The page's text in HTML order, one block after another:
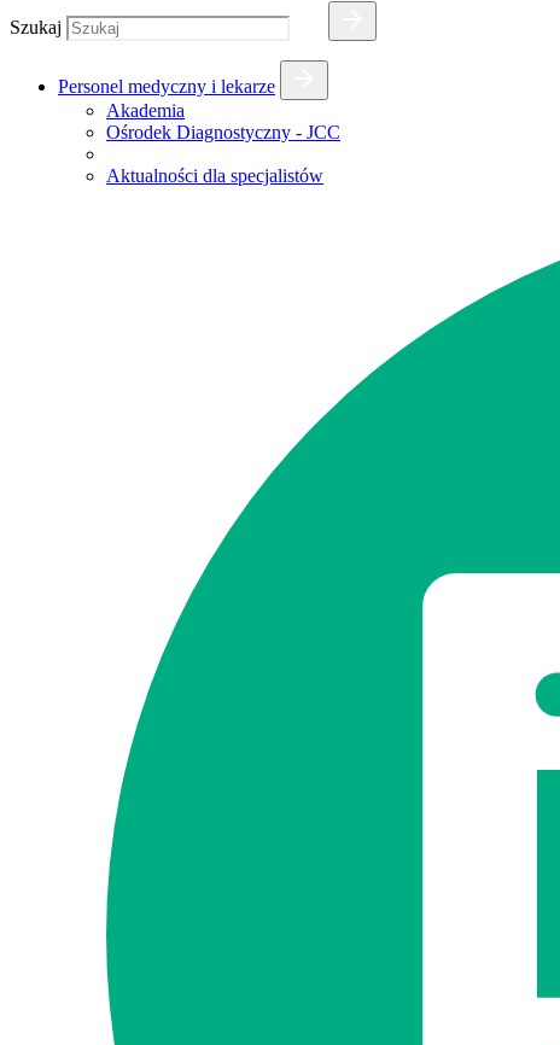
Szukaj
Personel medyczny i lekarze
Akademia
Ośrodek Diagnostyczny - JCC
Aktualności dla specjalistów